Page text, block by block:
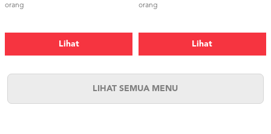
orang
Lihat
orang
Lihat
LIHAT SEMUA MENU